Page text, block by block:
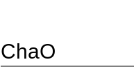
ChaO